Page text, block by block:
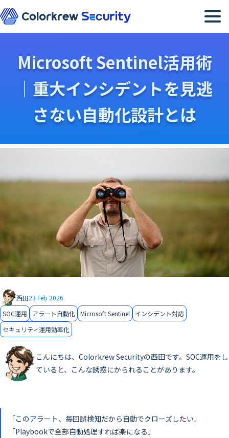
Microsoft Sentinel活用術
｜重大インシデントを見逃
さない自動化設計とは
西田23 Feb 2026
SOC運用
アラート自動化 Microsoft Sentinel
インシデント対応
セキュリティ運用効率化
こんにちは、Colorkrew Securityの西田です。SOC運用をし
ていると、こんな誘惑にかられることがあります。
「このアラート、毎回誤検知だから自動でクローズしたい」
「Playbookで全部自動処理すれば楽になる」